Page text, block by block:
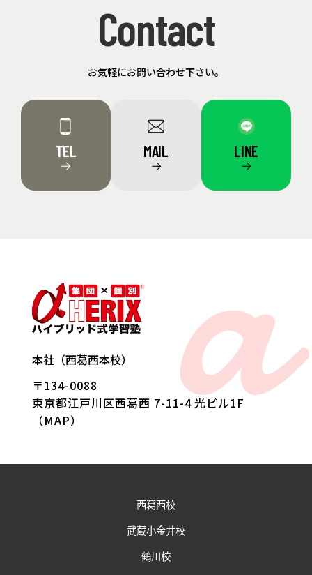
Contact
お気軽にお問い合わせ下さい。
TEL
→
MAIL
→
LINE
→
本社（西葛西本校）
〒134-0088
東京都江戸川区西葛西 7-11-4 光ビル1F
（MAP） a
西葛西校
武蔵小金井校
鶴川校